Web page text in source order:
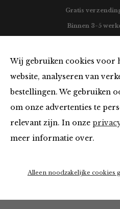
Wij gebruiken cookies voor
website, analyseren van
bestellingen. We gebruiken
om onze advertenties te
relevant zijn. In onze
meer informatie over.
Alleen noodzakelijke cookies
Gratis
Binnen 3-5
Accessoires
It’s ok to be a little